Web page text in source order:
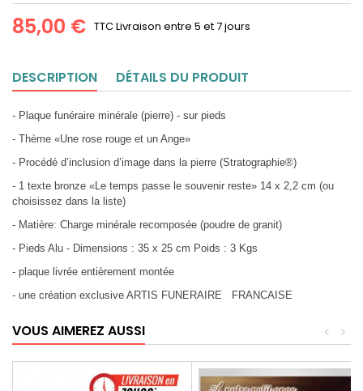
85,00 € TTCLivraison entre 5 et 7 jours
DESCRIPTION DÉTAILS DU PRODUIT
- Plaque funéraire minérale (pierre) - sur pieds
- Thème «Une rose rouge et un Ange»
- Procédé d’inclusion d’image dans la pierre (Stratographie®)
- 1 texte bronze «Le temps passe le souvenir reste» 14 x 2,2 cm (ou
choisissez dans la liste)
- Matière: Charge minérale recomposée (poudre de granit)
- Pieds Alu - Dimensions : 35 x 25 cm Poids : 3 Kgs
- plaque livrée entièrement montée
- une création exclusive ARTIS FUNERAIRE FRANCAISE
VOUS AIMEREZ AUSSI >
<